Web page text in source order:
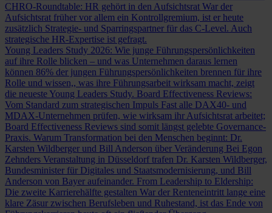
CHRO-Roundtable: HR gehört in den Aufsichtsrat War der
Aufsichtsrat früher vor allem ein Kontrollgremium, ist er heute
zusätzlich Strategie- und Sparringspartner für das C-Level. Auch
strategische HR-Expertise ist gefragt.
Young Leaders Study 2026: Wie junge Führungspersönlichkeiten
auf ihre Rolle blicken – und was Unternehmen daraus lernen
können 86% der jungen Führungspersönlichkeiten brennen für ihre
Rolle und wissen,, was ihre Führungsarbeit wirksam macht, zeigt
die neueste Young Leaders Study. Board Effectiveness Reviews:
Vom Standard zum strategischen Impuls Fast alle DAX40- und
MDAX-Unternehmen prüfen, wie wirksam ihr Aufsichtsrat arbeitet;
Board Effectiveness Reviews sind somit längst gelebte Governance-
Praxis. Warum Transformation bei den Menschen beginnt: Dr.
Karsten Wildberger und Bill Anderson über Veränderung Bei Egon
Zehnders Veranstaltung in Düsseldorf trafen Dr. Karsten Wildberger,
Bundesminister für Digitales und Staatsmodernisierung, und Bill
Anderson von Bayer aufeinander. From Leadership to Eldership:
Die zweite Karrierehälfte gestalten War der Renteneintritt lange eine
klare Zäsur zwischen Berufsleben und Ruhestand, ist das Ende von